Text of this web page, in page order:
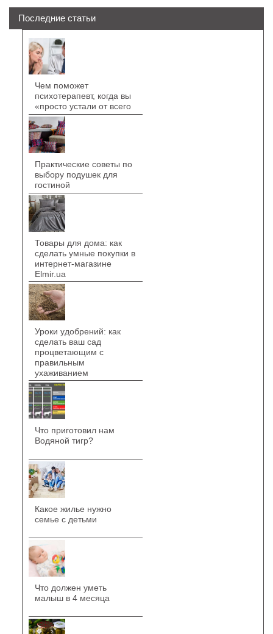
Последние статьи
Чем поможет
психотерапевт, когда вы
«просто устали от всего
Практические советы по
выбору подушек для
гостиной
Товары для дома: как
сделать умные покупки в
интернет-магазине
Elmir.ua
Уроки удобрений: как
сделать ваш сад
процветающим с
правильным
ухаживанием
Что приготовил нам
Водяной тигр?
Какое жилье нужно
семье с детьми
Что должен уметь
малыш в 4 месяца